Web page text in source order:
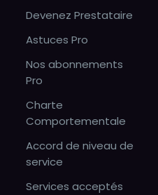
Devenez Prestataire
Astuces Pro
Nos abonnements
Pro
Charte
Comportementale
Accord de niveau de
service
Services acceptés